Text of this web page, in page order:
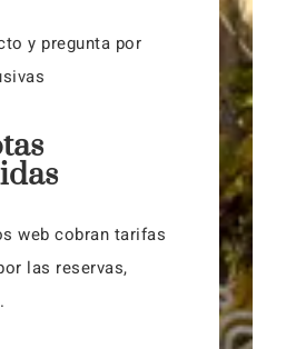
y pregunta por
web cobran tarifas
las reservas,